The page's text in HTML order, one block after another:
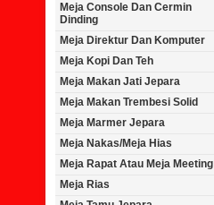
Meja Console Dan Cermin
Dinding
Meja Direktur Dan Komputer
Meja Kopi Dan Teh
Meja Makan Jati Jepara
Meja Makan Trembesi Solid
Meja Marmer Jepara
Meja Nakas/Meja Hias
Meja Rapat Atau Meja Meeting
Meja Rias